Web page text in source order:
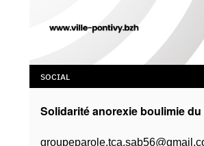
SOCIAL
Solidarité anorexie boulimie